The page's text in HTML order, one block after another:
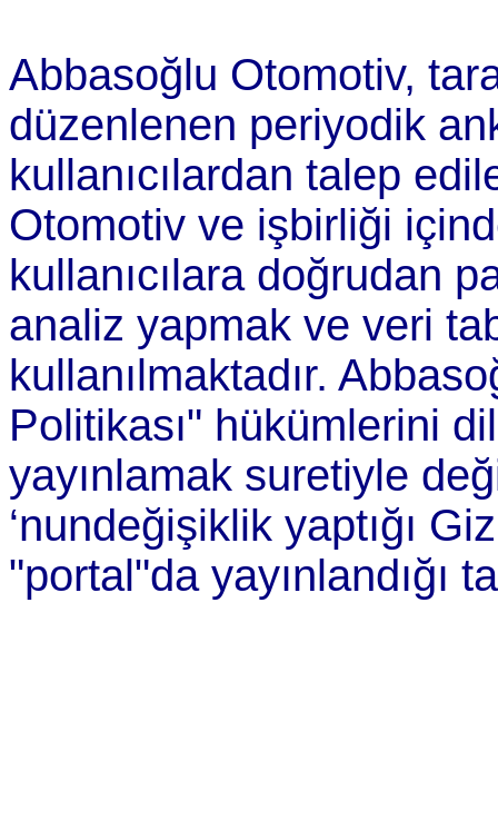
Abbasoğlu Otomotiv,
düzenlenen periyodik
kullanıcılardan talep
Otomotiv ve işbirliği
kullanıcılara doğrudan
analiz yapmak ve veri
kullanılmaktadır.
Politikası" hükümlerini
yayınlamak suretiyle
‘nundeğişiklik yaptığı
"portal"da yayınlandığı